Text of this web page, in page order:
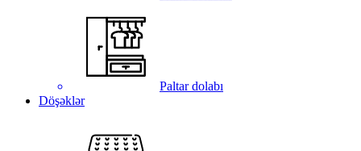
Paltar dolabı
Döşəklər